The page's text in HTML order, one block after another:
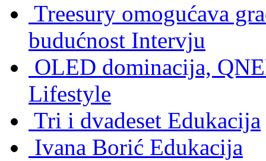
Treesury omogućava
budućnost Intervju
OLED dominacija,
Lifestyle
Tri i dvadeset Edukacija
Ivana Borić Edukacija